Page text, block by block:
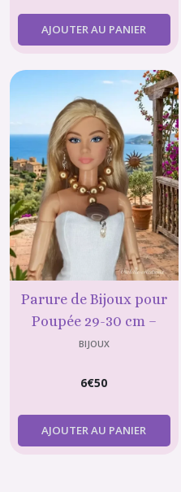
AJOUTER AU PANIER
Parure de Bijoux pour
Poupée 29-30 cm –
Collier Doré et Boucles
créations
BIJOUX
6€50
AJOUTER AU PANIER